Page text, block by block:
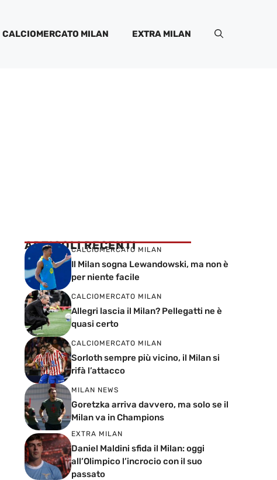
CALCIOMERCATO MILAN EXTRA MILAN
ARTICOLI RECENTI
CALCIOMERCATO MILAN
Il Milan sogna Lewandowski, ma non è
per niente facile
CALCIOMERCATO MILAN
Allegri lascia il Milan? Pellegatti ne è
quasi certo
CALCIOMERCATO MILAN
Sorloth sempre più vicino, il Milan si
rifà l’attacco
MILAN NEWS
Goretzka arriva davvero, ma solo se il
Milan va in Champions
EXTRA MILAN
Daniel Maldini sfida il Milan: oggi
all’Olimpico l’incrocio con il suo
passato